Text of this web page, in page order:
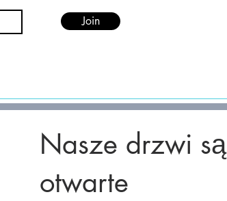
Join
Nasze drzwi są
otwarte